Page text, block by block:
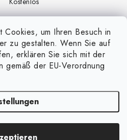
um Ihren Besuch in
zu gestalten. Wenn Sie auf
erklären Sie sich mit der
gemäß der EU-Verordnung
Kostenlos
Kostenlos
€4,00
. Alle Rechte vorbehalten.Cookie-
ändern